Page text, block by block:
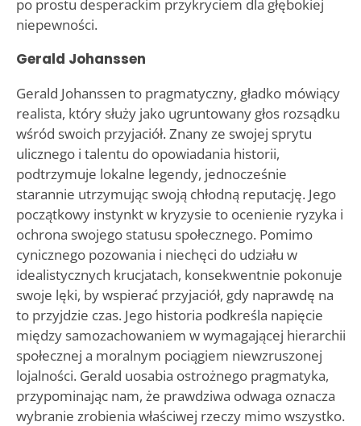
po prostu desperackim przykryciem dla głębokiej
niepewności.
Gerald Johanssen
Gerald Johanssen to pragmatyczny, gładko mówiący
realista, który służy jako ugruntowany głos rozsądku
wśród swoich przyjaciół. Znany ze swojej sprytu
ulicznego i talentu do opowiadania historii,
podtrzymuje lokalne legendy, jednocześnie
starannie utrzymując swoją chłodną reputację. Jego
początkowy instynkt w kryzysie to ocenienie ryzyka i
ochrona swojego statusu społecznego. Pomimo
cynicznego pozowania i niechęci do udziału w
idealistycznych krucjatach, konsekwentnie pokonuje
swoje lęki, by wspierać przyjaciół, gdy naprawdę na
to przyjdzie czas. Jego historia podkreśla napięcie
między samozachowaniem w wymagającej hierarchii
społecznej a moralnym pociągiem niewzruszonej
lojalności. Gerald uosabia ostrożnego pragmatyka,
przypominając nam, że prawdziwa odwaga oznacza
wybranie zrobienia właściwej rzeczy mimo wszystko.